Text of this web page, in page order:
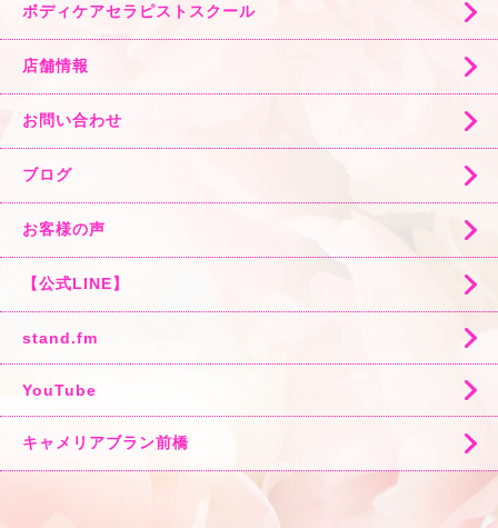
ボディケアセラピストスクール
店舗情報
お問い合わせ
ブログ
お客様の声
【公式LINE】
stand.fm
YouTube
キャメリアブラン前橋